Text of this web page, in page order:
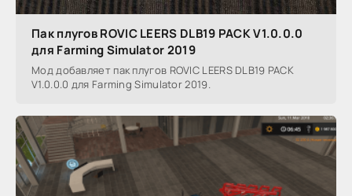
Пак плугов ROVIC LEERS DLB19 PACK V1.0.0.0
для Farming Simulator 2019
Мод добавляет пак плугов ROVIC LEERS DLB19 PACK
V1.0.0.0 для Farming Simulator 2019.